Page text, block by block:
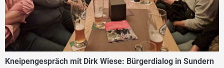
Kneipengespräch mit Dirk Wiese: Bürgerdialog in Sundern